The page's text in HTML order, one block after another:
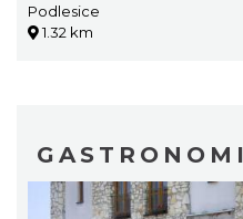
Podlesice
1.32 km